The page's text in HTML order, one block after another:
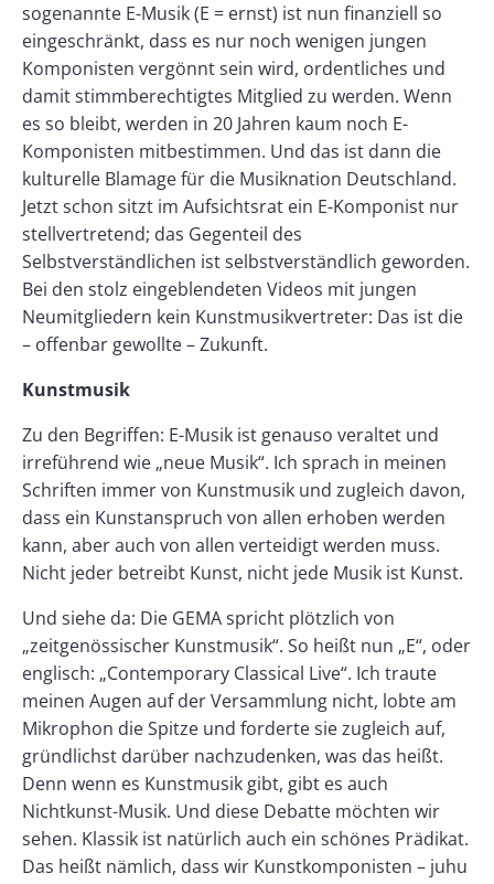
sogenannte E-Musik (E = ernst) ist nun finanziell so
eingeschränkt, dass es nur noch wenigen jungen
Komponisten vergönnt sein wird, ordentliches und
damit stimmberechtigtes Mitglied zu werden. Wenn
es so bleibt, werden in 20 Jahren kaum noch E-
Komponisten mitbestimmen. Und das ist dann die
kulturelle Blamage für die Musiknation Deutschland.
Jetzt schon sitzt im Aufsichtsrat ein E-Komponist nur
stellvertretend; das Gegenteil des
Selbstverständlichen ist selbstverständlich geworden.
Bei den stolz eingeblendeten Videos mit jungen
Neumitgliedern kein Kunstmusikvertreter: Das ist die
– offenbar gewollte – Zukunft.
Kunstmusik
Zu den Begriffen: E-Musik ist genauso veraltet und
irreführend wie „neue Musik“. Ich sprach in meinen
Schriften immer von Kunstmusik und zugleich davon,
dass ein Kunstanspruch von allen erhoben werden
kann, aber auch von allen verteidigt werden muss.
Nicht jeder betreibt Kunst, nicht jede Musik ist Kunst.
Und siehe da: Die GEMA spricht plötzlich von
„zeitgenössischer Kunstmusik“. So heißt nun „E“, oder
englisch: „Contemporary Classical Live“. Ich traute
meinen Augen auf der Versammlung nicht, lobte am
Mikrophon die Spitze und forderte sie zugleich auf,
gründlichst darüber nachzudenken, was das heißt.
Denn wenn es Kunstmusik gibt, gibt es auch
Nichtkunst-Musik. Und diese Debatte möchten wir
sehen. Klassik ist natürlich auch ein schönes Prädikat.
Das heißt nämlich, dass wir Kunstkomponisten – juhu